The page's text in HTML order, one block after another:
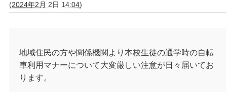
(2024年2月 2日 14:04)
地域住民の方や関係機関より本校生徒の通学時の自転
車利用マナーについて大変厳しい注意が日々届いてお
ります。